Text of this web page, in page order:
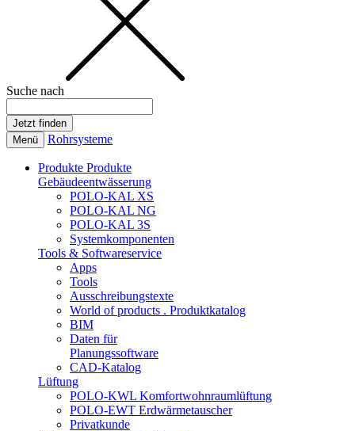
Suche nach
Menü Rohrsysteme
Produkte Produkte
Gebäudeentwässerung
POLO-KAL XS
POLO-KAL NG
POLO-KAL 3S
Systemkomponenten
Tools & Softwareservice
Apps
Tools
Ausschreibungstexte
World of products . Produktkatalog
BIM
Daten für
Planungssoftware
CAD-Katalog
Lüftung
POLO-KWL Komfortwohnraumlüftung
POLO-EWT Erdwärmetauscher
Privatkunde